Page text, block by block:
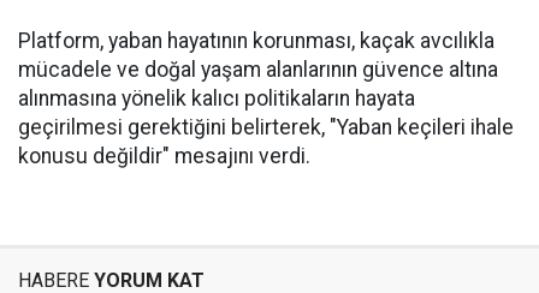
Platform, yaban hayatının korunması, kaçak avcılıkla
mücadele ve doğal yaşam alanlarının güvence altına
alınmasına yönelik kalıcı politikaların hayata
geçirilmesi gerektiğini belirterek, "Yaban keçileri ihale
konusu değildir" mesajını verdi.
HABERE YORUM KAT